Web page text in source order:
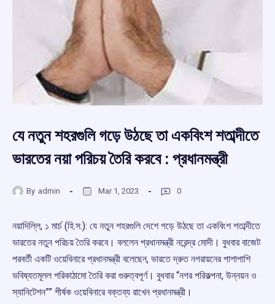
যে নতুন শহরগুলি গড়ে উঠছে তা একবিংশ শতাব্দীতে
ভারতের নয়া পরিচয় তৈরি করবে : প্রধানমন্ত্রী
By admin Mar 1, 2023 0
নয়াদিল্লি, ১ মার্চ (হি.স.): যে নতুন শহরগুলি দেশে গড়ে উঠছে তা একবিংশ শতাব্দীতে
ভারতের নতুন পরিচয় তৈরি করবে। বললেন প্রধানমন্ত্রী নরেন্দ্র মোদী। বুধবার বাজেট
পরবর্তী একটি ওয়েবিনারে প্রধানমন্ত্রী বলেছেন, ভারতে দ্রুত নগরায়নের পাশাপাশি
ভবিষ্যতমূলল পরিকাঠামো তৈরি করা গুরুত্বপূর্ণ। বুধবার “নগর পরিকল্পনা, উন্নয়ন ও
স্যানিটেশন”” শীর্ষক ওয়েবিনারে বক্তব্য রাখেন প্রধানমন্ত্রী।